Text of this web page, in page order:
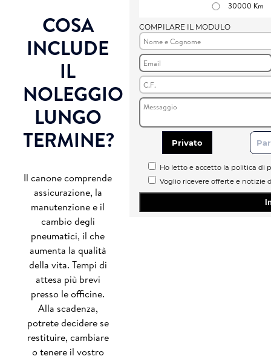
COSA
INCLUDE
IL
NOLEGGIO
LUNGO
TERMINE?
Il canone comprende
assicurazione, la
manutenzione e il
cambio degli
pneumatici, il che
aumenta la qualità
della vita. Tempi di
attesa più brevi
presso le officine.
Alla scadenza,
potrete decidere se
restituire, cambiare
o tenere il vostro
30000 Km
COMPILARE IL MODULO
Privato
Ho letto e accetto la politica di
Voglio ricevere offerte e notizie